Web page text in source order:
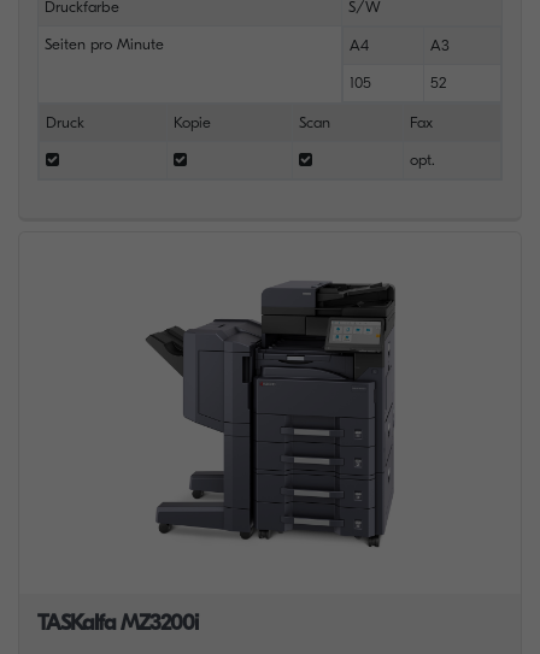
Druckfarbe S/W
Seiten pro Minute A4 A3
105 52
Druck Kopie Scan Fax
opt.
TASKalfa MZ3200i